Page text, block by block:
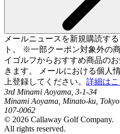
メールニュースを新規購読す
ト。 ※一部クーポン対象外の
イゴルフからおすすめ商品の
きます。 メールにおける個人
上登録してください。 詳細はこ
3rd Minami Aoyama, 3-1-34
Minami Aoyama, Minato-ku, Tokyo
107-0062
© 2026 Callaway Golf Company.
All rights reserved.